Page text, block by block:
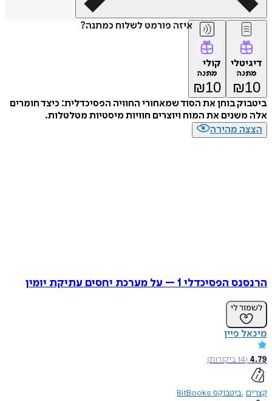
איזה פורמט לשלוח כמתנה?
דיגיטלי
מתנה
₪10
קולי
מתנה
₪10
ביטבוק בוחן את הסוד שמאחורי החוויה הפסיכדלית: כיצד חומרים
אלה משנים את המוח ויוצרים חוויות מיסטיות מטלטלות.
הצצה מהירה
הרנסנס הפסיכדלי 1 – על מערכת יחסים עתיקת יומין
לשמור לי
מיכאל פיין
4.79
(
14ביקורות)
קצרים ביטבוקס BitBooks